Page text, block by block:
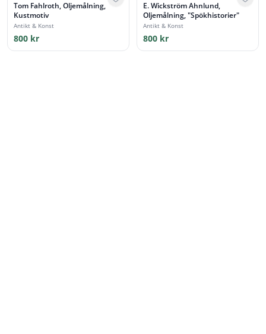
Tom Fahlroth, Oljemålning,
Kustmotiv
Antikt & Konst
800 kr
E. Wickström Ahnlund,
Oljemålning, "Spökhistorier"
Antikt & Konst
800 kr